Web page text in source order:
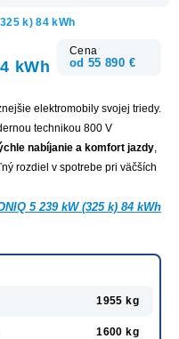
k) 84 kWh
kWh
Cena
od 55 890 €
elektromobily svojej triedy.
technikou 800 V
nabíjanie a komfort jazdy,
rozdiel v spotrebe pri väčších
5 239 kW (325 k) 84 kWh
1955 kg
1600 kg